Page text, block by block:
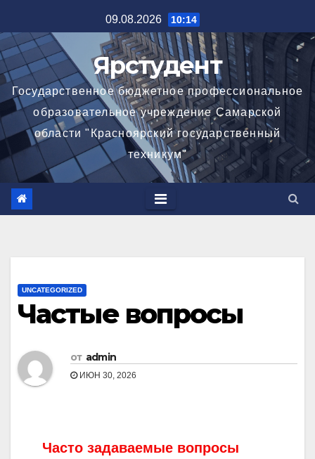
к
содержимому
09.08.2026 10:14
Ярстудент
Государственное бюджетное профессиональное
образовательное учреждение Самарской
области "Красноярский государственный
техникум"
UNCATEGORIZED
Частые вопросы
от admin
ИЮН 30, 2026
Часто задаваемые вопросы